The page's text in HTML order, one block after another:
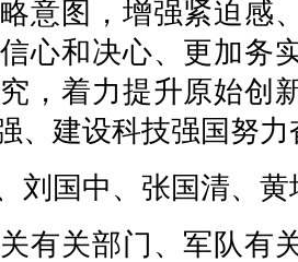
意图，增强紧迫感
心和决心、更加务
，着力提升原始创
、建设科技强国努力
刘国中、张国清、
有关部门、军队有